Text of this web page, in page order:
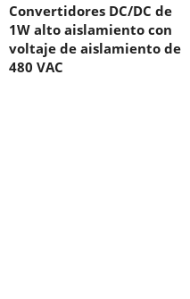
Convertidores DC/DC de
1W alto aislamiento con
voltaje de aislamiento de
480 VAC